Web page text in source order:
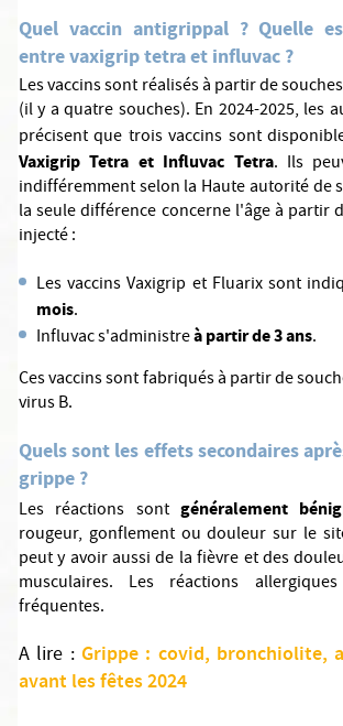
Quel vaccin antigrippal ? Quelle
entre vaxigrip tetra et influvac ?
Les vaccins sont réalisés à partir de
(il y a quatre souches). En 2024-2025, les
précisent que trois vaccins sont
Vaxigrip Tetra et Influvac Tetra. Ils
indifféremment selon la Haute autorité de
la seule différence concerne l'âge à partir
injecté :
Les vaccins Vaxigrip et Fluarix sont
mois.
Influvac s'administreà partir de 3 ans.
Ces vaccins sont fabriqués à partir de
virus B.
Quels sont les effets secondaires
grippe ?
Les réactions sont généralement
rougeur, gonflement ou douleur sur le
peut y avoir aussi de la fièvre et des
musculaires. Les réactions
fréquentes.
A lire : Grippe : covid, bronchiolite,
avant les fêtes 2024